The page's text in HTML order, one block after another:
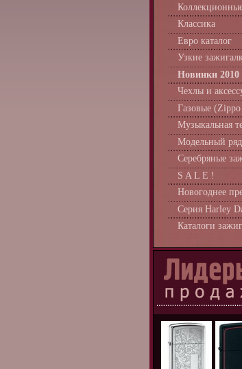
Классика
Евро каталог
Узкие
Новинки 2010
Чехлы и
Газовые
Музыкальная
Модельный
Серебряные
S A L E !
Новогоднее
Серия Harley
Каталоги